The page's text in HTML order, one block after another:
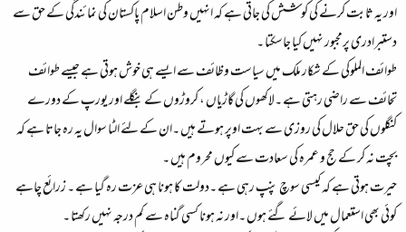
اور یہ ثابت کرنے کی کوشش کی جاتی ہے کہ انہیں وطن اسلام پاکستان کی نمائندگی کے حق سے
دستبرادری پرمجبور نہیں کیا جاسکتا ۔
طوائف الملوکی کے شکار ملک میں سیاست وظائف سے ایسے ہی خوش ہوتی ہے جیسے طوائف
تحائف سے راضی رہتی ہے ۔لاکھوں کی گاڑیاں ، کروڑوں کے بنگلے اور یورپ کے دورے
کنگلوں کی حق حلال کی روزی سے بہت اوپر ہوتے ہیں ۔ان کے لئے الٹا سوال یہ رہ جاتا ہے کہ
بچت نہ کر کے حج و عمرہ کی سعادت سے کیوں محروم ہیں ۔
حیرت ہوتی ہے کہ کیسی سوچ پنپ رہی ہے ۔دولت کا ہونا ہی عزت رہ گیا ہے ۔ زرائع چاہے
کوئی بھی استعمال میں لائے گئے ہوں ۔اور نہ ہونا کسی گناہ سے کم درجہ نہیں رکھتا ۔